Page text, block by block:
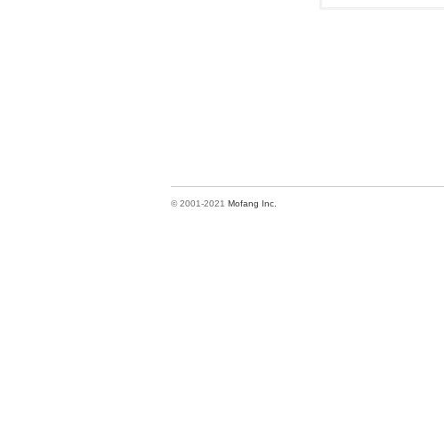
© 2001-2021 Mofang Inc.